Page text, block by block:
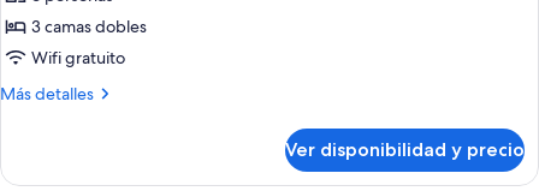
Rollaway
Bed)
de
Habitación
familiar
3 camas dobles
Wifi gratuito
Más detalles
Más
familiar
Ver disponibilidad y precio